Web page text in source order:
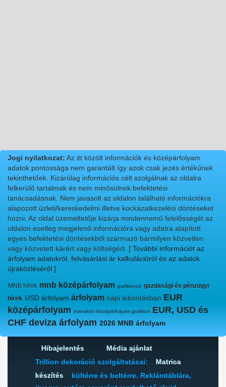
Jogi nyilatkozat: Az itt közölt információk és középárfolyam
adatok pontossága nem garantált így azok csak jezés értékűnek
tekinthetőek. Kizárólag információs célt szolgálnak az oldalra
felkerülő tartalmak és nem minősülnek befektetési
tanácsadásnak. Nem javasolt az oldalon található információkra
alapozott üzleti/kereskedelmi illetve kockázatkezelési döntéseket
hozni. Az oldal üzemeltetője kizárja mindennemű felelősségét az
oldalon esetleg megjelenő információra vagy adatra alapított
egyes befektetési döntésekből származó bármilyen közvetlen
vagy közvetett kárért vagy költségért. [ További információt az
árfolyam adatokról, felvásárlási ár kalkulációról és az adatok
újraközléséről ]
MNB hírek mnb középárfolyam grafikonok gazdasági és pénzügyi
hírek USD árfolyam árfolyam napi lebontásban EUR
középárfolyam interaktív középárfolyam grafikon EUR, USD és
CHF deviza árfolyam 2026 MNB árfolyam
Hibajelentés
Média ajánlat
Trillion dekoráció szolgáltatásai:
Matrica
készítés
kültérre és beltérre. Reklámtáblára,